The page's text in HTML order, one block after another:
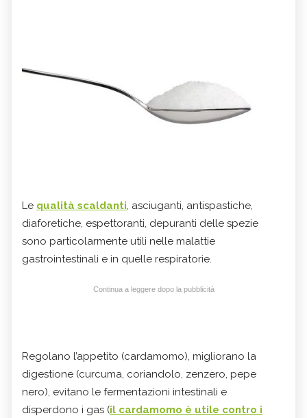
Le qualità scaldanti, asciuganti, antispastiche,
diaforetiche, espettoranti, depuranti delle spezie
sono particolarmente utili nelle malattie
gastrointestinali e in quelle respiratorie.
Continua a leggere dopo la pubblicità
Regolano l’appetito (cardamomo), migliorano la
digestione (curcuma, coriandolo, zenzero, pepe
nero), evitano le fermentazioni intestinali e
disperdono i gas (il cardamomo è utile contro i